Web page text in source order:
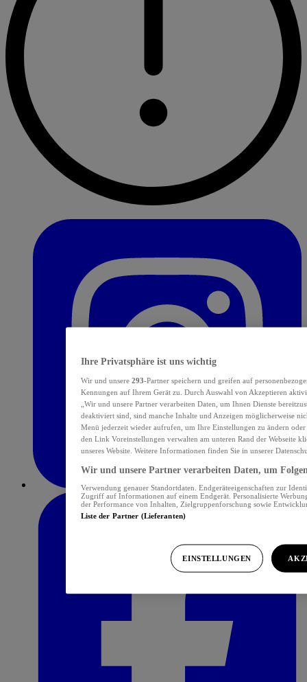
Ihre Privatsphäre ist uns wichtig
Wir und unsere 293-Partner speichern und greifen auf
Kennungen auf Ihrem Gerät zu. Durch Auswahl von Akzeptieren
„Wir und unsere Partner verarbeiten Daten, um Ihnen Dienste
deaktiviert sind, sind manche Inhalte und Anzeigen möglicherweise
Menü jederzeit wieder aufrufen, um Ihre Einstellungen zu ändern
den Link Voreinstellungen verwalten am unteren Rand der Webseite
unseres Website. Weitere Informationen finden Sie in unserer
Wir und unsere Partner verarbeiten Daten, um
Verwendung genauer Standortdaten. Endgeräteeigenschaften zur
Zugriff auf Informationen auf einem Endgerät. Personalisierte
der Performance von Inhalten, Zielgruppenforschung sowie
Liste der Partner (Lieferanten)
EINSTELLUNGEN